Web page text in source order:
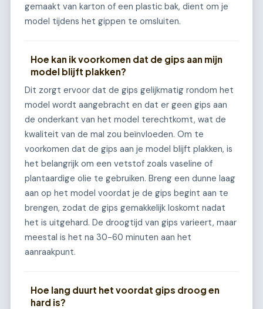
gemaakt van karton of een plastic bak, dient om je
model tijdens het gippen te omsluiten.
Hoe kan ik voorkomen dat de gips aan mijn
model blijft plakken?
Dit zorgt ervoor dat de gips gelijkmatig rondom het
model wordt aangebracht en dat er geen gips aan
de onderkant van het model terechtkomt, wat de
kwaliteit van de mal zou beïnvloeden. Om te
voorkomen dat de gips aan je model blijft plakken, is
het belangrijk om een vetstof zoals vaseline of
plantaardige olie te gebruiken. Breng een dunne laag
aan op het model voordat je de gips begint aan te
brengen, zodat de gips gemakkelijk loskomt nadat
het is uitgehard. De droogtijd van gips varieert, maar
meestal is het na 30-60 minuten aan het
aanraakpunt.
Hoe lang duurt het voordat gips droog en
hard is?